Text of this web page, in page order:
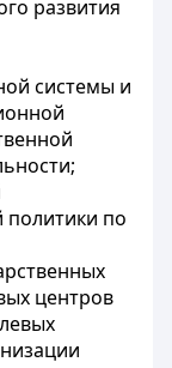
развития
системы и
политики по
центров